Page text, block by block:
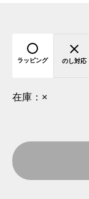
ラッピング のし対応
在庫： ×